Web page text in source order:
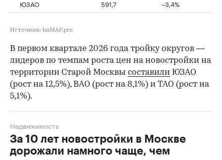
ЮЗАО
591,7 –3,4%
Источник: bnMAP.pro
В первом квартале 2026 года тройку округов —
лидеров по темпам роста цен на новостройки на
территории Старой Москвы составили ЮЗАО
(рост на 12,5%), ВАО (рост на 8,1%) и ТАО (рост на
5,1%).
За 10 лет новостройки в Москве
дорожали намного чаще, чем
Недвижимость